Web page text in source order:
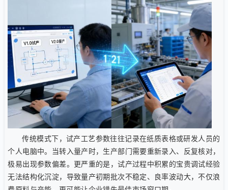
传统模式下，试产工艺参数往往记录在纸质表格或研发人员的
个人电脑中。当转入量产时，生产部门需要重新录入、反复核对，
极易出现参数偏差。更严重的是，试产过程中积累的宝贵调试经验
无法结构化沉淀，导致量产初期批次不稳定、良率波动大，不仅浪